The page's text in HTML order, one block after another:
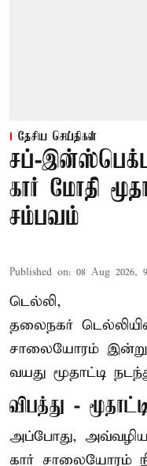
தேசிய செய்திகள்
சப்-
கார் மோதி
சம்பவம்
Published on: 08 Aug 2026,
டெல்லி,
தலைநகர் டெல்லி
சாலையோரம்
வயது மூதாட்டி
விபத்து -
அப்போது,
கார் சாலையோரம்